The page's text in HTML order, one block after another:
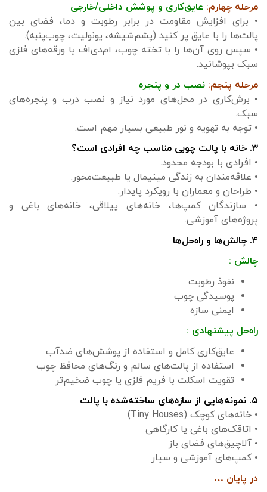
مرحله چهارم: عایق‌کاری و پوشش داخلی/خارجی
• برای افزایش مقاومت در برابر رطوبت و دما، فضای بین
پالت‌ها را با عایق پر کنید (پشم‌شیشه، یونولیت، چوب‌پنبه).
• سپس روی آن‌ها را با تخته چوب، ام‌دی‌اف یا ورقه‌های فلزی
سبک بپوشانید.
مرحله پنجم: نصب در و پنجره
• برش‌کاری در محل‌های مورد نیاز و نصب درب و پنجره‌های
سبک.
• توجه به تهویه و نور طبیعی بسیار مهم است.
۳. خانه با پالت چوبی مناسب چه افرادی است؟
• افرادی با بودجه محدود.
• علاقه‌مندان به زندگی مینیمال یا طبیعت‌محور.
• طراحان و معماران با رویکرد پایدار.
• سازندگان کمپ‌ها، خانه‌های ییلاقی، خانه‌های باغی و
پروژه‌های آموزشی.
۴. چالش‌ها و راه‌حل‌ها
چالش :
نفوذ رطوبت
پوسیدگی چوب
ایمنی سازه
راه‌حل پیشنهادی :
عایق‌کاری کامل و استفاده از پوشش‌های ضدآب
استفاده از پالت‌های سالم و رنگ‌های محافظ چوب
تقویت اسکلت با فریم فلزی یا چوب ضخیم‌تر
۵. نمونه‌هایی از سازه‌های ساخته‌شده با پالت
• خانه‌های کوچک (Tiny Houses)
• اتاقک‌های باغی یا کارگاهی
• آلاچیق‌های فضای باز
• کمپ‌های آموزشی و سیار
در پایان …